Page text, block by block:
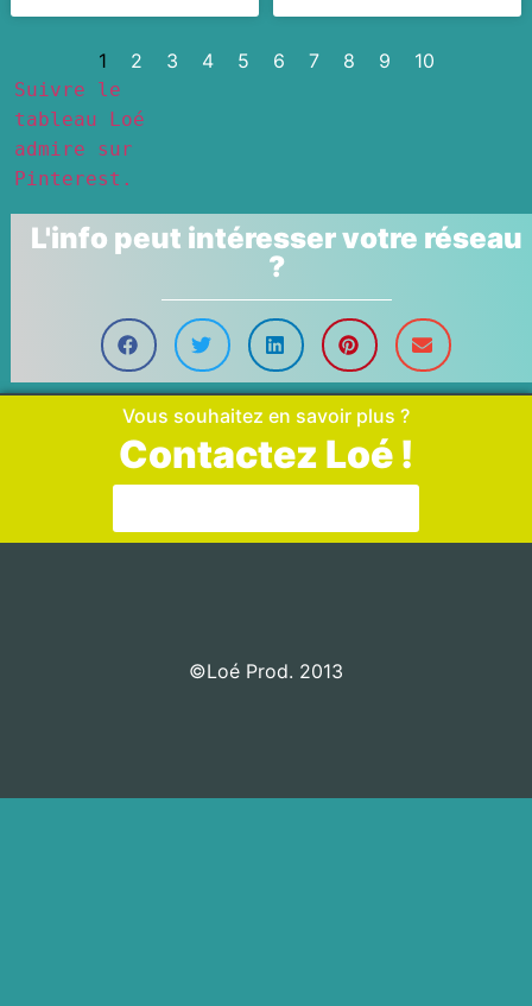
1 2 3 4 5 6 7 8 9 10
Suivre le
tableau Loé
admire sur
Pinterest.
L'info peut intéresser votre réseau
?
Vous souhaitez en savoir plus ?
Contactez Loé !
©Loé Prod. 2013